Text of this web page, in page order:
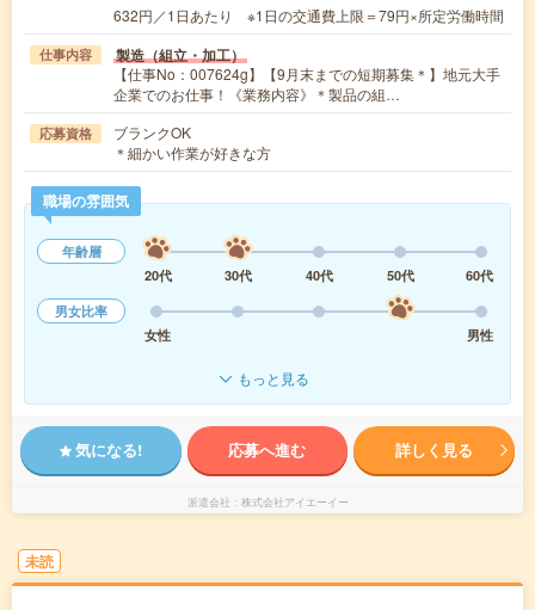
632円／1日あたり ※1日の交通費上限＝79円×所定労働時間
仕事内容 製造（組立・加工）
【仕事No：007624g】【9月末までの短期募集＊】地元大手
企業でのお仕事！《業務内容》＊製品の組…
応募資格
ブランクOK
＊細かい作業が好きな方
職場の雰囲気
年齢層
20代
30代 40代 50代
60代
男女比率
女性
男性
もっと見る
気になる! 応募へ進む 詳しく見る
派遣会社 株式会社アイエーイー
未読